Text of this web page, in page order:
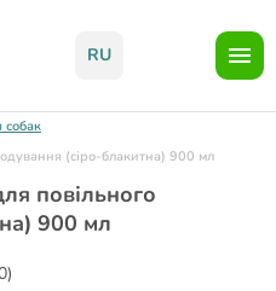
RU
собак
(сіро-блакитна) 900 мл
повільного
900 мл